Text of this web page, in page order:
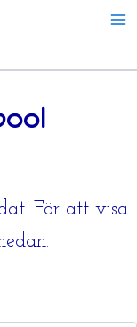
För att visa